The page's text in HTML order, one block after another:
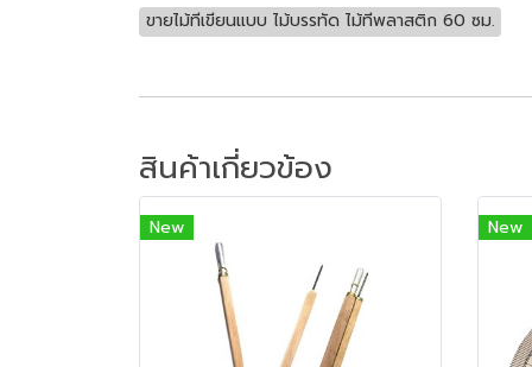
ขายไม้ทีเขียนแบบ ไม้บรรทัด ไม้ทีพลาสติก 60 ซม.
สินค้าเกี่ยวข้อง
New New